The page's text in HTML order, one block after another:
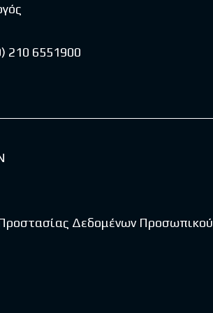
210 6551900
Δεδομένων Προσωπικού